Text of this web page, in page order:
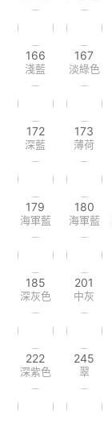
166
淺藍
167
淡綠色
172
深藍
173
薄荷
179
海軍藍
180
海軍藍
185
深灰色
201
中灰
222
深紫色
245
翠